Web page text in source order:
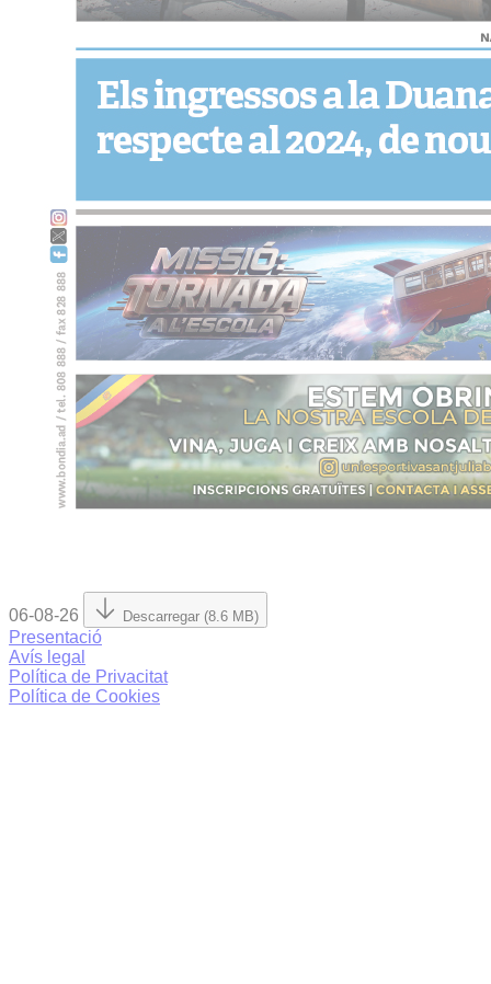
06-08-26 Descarregar (8.6 MB)
Presentació
Avís legal
Política de Privacitat
Política de Cookies